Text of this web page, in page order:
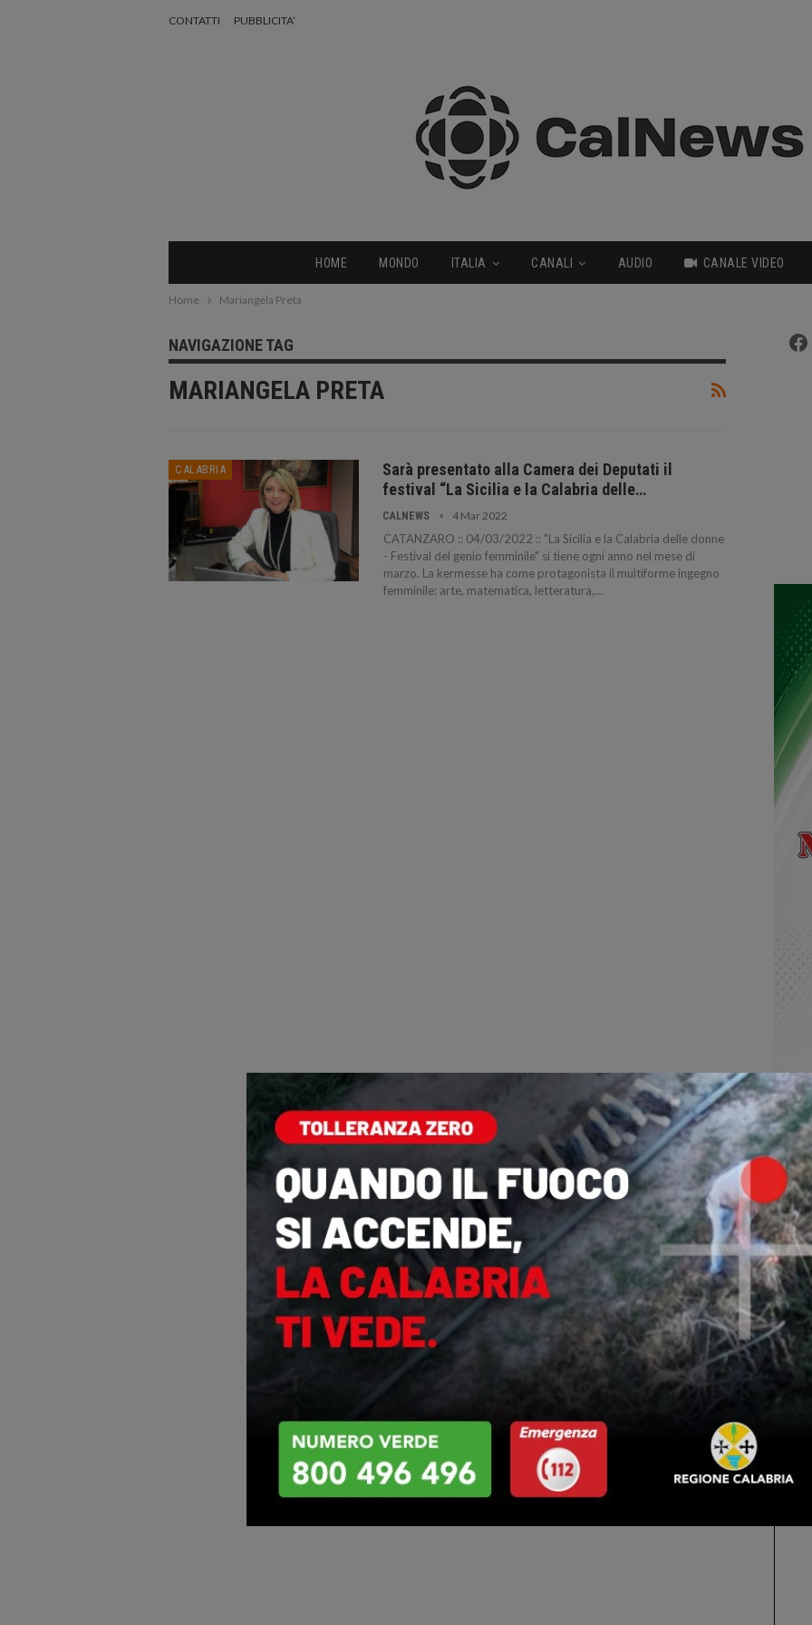
CONTATTI PUBBLICITA’
HOME MONDO ITALIA CANALI AUDIO CANALE VIDEO
Home Mariangela Preta
NAVIGAZIONE TAG
MARIANGELA PRETA
CALABRIA
Sarà presentato alla Camera dei Deputati il
festival “La Sicilia e la Calabria delle…
CALNEWS 4 Mar 2022
CATANZARO :: 04/03/2022 :: "La Sicilia e la Calabria delle donne
- Festival del genio femminile" si tiene ogni anno nel mese di
marzo. La kermesse ha come protagonista il multiforme ingegno
femminile: arte, matematica, letteratura,…